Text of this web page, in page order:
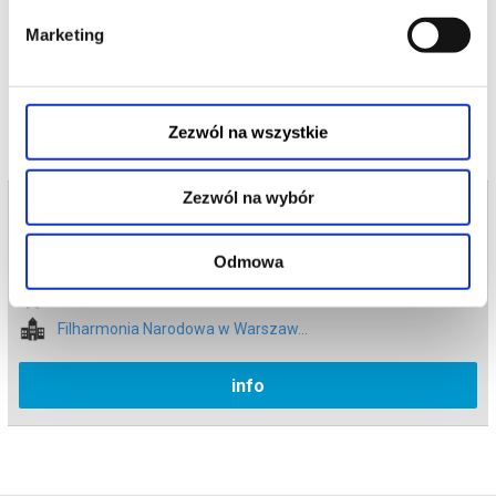
Marketing
Zezwól na wszystkie
Zezwól na wybór
Odmowa
potwierdzony komunikatem wysyłanym na adres e-mail, podany
08.03.2026 , g. 11:00 (niedziela)
Warszawa
Filharmonia Narodowa w Warszaw...
info